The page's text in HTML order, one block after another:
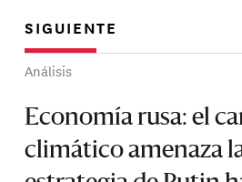
SIGUIENTE
Análisis
Economía rusa: el
climático amenaza